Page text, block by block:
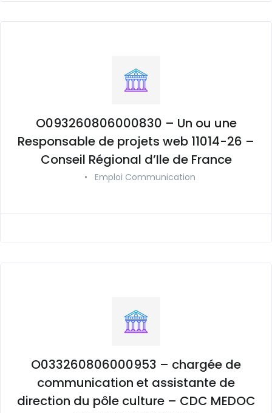
O093260806000830 – Un ou une
Responsable de projets web 11014-26 –
Conseil Régional d’Ile de France
• Emploi Communication
O033260806000953 – chargée de
communication et assistante de
direction du pôle culture – CDC MEDOC